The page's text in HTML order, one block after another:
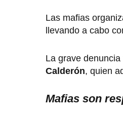
Las mafias
llevando a cabo
La grave
Calderón, quien
Mafias son